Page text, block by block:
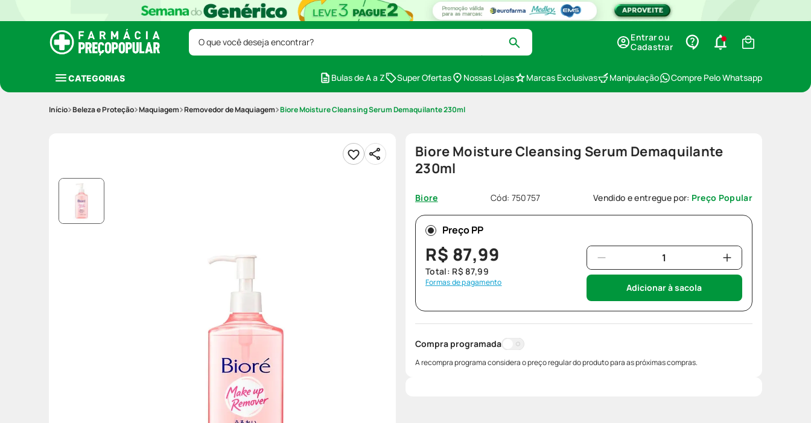
O que você deseja encontrar?
Entrar ou
Cadastrar
CATEGORIAS Bulas de A a Z Super Ofertas Nossas Lojas Marcas Exclusivas Manipulação Compre Pelo Whatsapp
Beleza e Proteção Maquiagem Removedor de Maquiagem Biore Moisture Cleansing Serum Demaquilante 230ml
Biore Moisture Cleansing Serum Demaquilante
230ml
Biore Cód: 750757 Vendido e entregue por: Preço Popular
Preço PP
R$ 87,99
Total: R$ 87,99
Formas de pagamento Adicionar à sacola
Compra programada
A recompra programa considera o preço regular do produto para as próximas compras.